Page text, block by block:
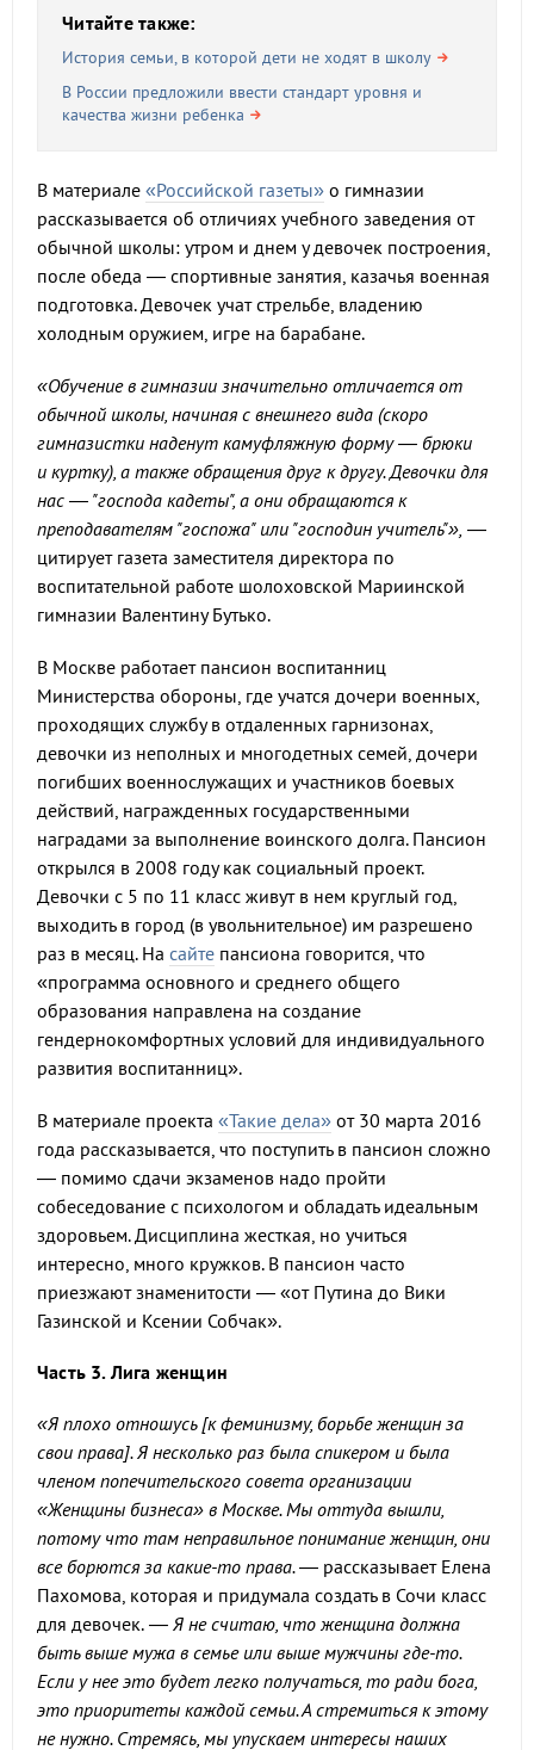
Читайте также:
История семьи, в которой дети не ходят в школу
В России предложили ввести стандарт уровня и
качества жизни ребенка
В материале «Российской газеты» о гимназии
рассказывается об отличиях учебного заведения от
обычной школы: утром и днем у девочек построения,
после обеда — спортивные занятия, казачья военная
подготовка. Девочек учат стрельбе, владению
холодным оружием, игре на барабане.
«Обучение в гимназии значительно отличается от
обычной школы, начиная с внешнего вида (скоро
гимназистки наденут камуфляжную форму — брюки
и куртку), а также обращения друг к другу. Девочки для
нас — "господа кадеты", а они обращаются к
преподавателям "госпожа" или "господин учитель"», —
цитирует газета заместителя директора по
воспитательной работе шолоховской Мариинской
гимназии Валентину Бутько.
В Москве работает пансион воспитанниц
Министерства обороны, где учатся дочери военных,
проходящих службу в отдаленных гарнизонах,
девочки из неполных и многодетных семей, дочери
погибших военнослужащих и участников боевых
действий, награжденных государственными
наградами за выполнение воинского долга. Пансион
открылся в 2008 году как социальный проект.
Девочки с 5 по 11 класс живут в нем круглый год,
выходить в город (в увольнительное) им разрешено
раз в месяц. На сайте пансиона говорится, что
«программа основного и среднего общего
образования направлена на создание
гендернокомфортных условий для индивидуального
развития воспитанниц».
В материале проекта «Такие дела» от 30 марта 2016
года рассказывается, что поступить в пансион сложно
— помимо сдачи экзаменов надо пройти
собеседование с психологом и обладать идеальным
здоровьем. Дисциплина жесткая, но учиться
интересно, много кружков. В пансион часто
приезжают знаменитости — «от Путина до Вики
Газинской и Ксении Собчак».
Часть 3. Лига женщин
«Я плохо отношусь [к феминизму, борьбе женщин за
свои права]. Я несколько раз была спикером и была
членом попечительского совета организации
«Женщины бизнеса» в Москве. Мы оттуда вышли,
потому что там неправильное понимание женщин, они
все борются за какие-то права.— рассказывает Елена
Пахомова, которая и придумала создать в Сочи класс
для девочек. — Я не считаю, что женщина должна
быть выше мужа в семье или выше мужчины где-то.
Если у нее это будет легко получаться, то ради бога,
это приоритеты каждой семьи. А стремиться к этому
не нужно. Стремясь, мы упускаем интересы наших